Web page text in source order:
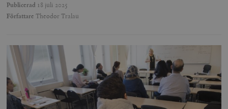
Publicerad 18 juli 2025
Författare Theodor Tralau